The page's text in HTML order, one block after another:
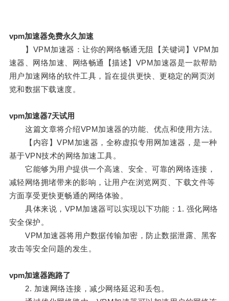
vpm加速器免费永久加速
】VPM加速器：让你的网络畅通无阻【关键词】VPM加
速器、网络加速、网络畅通【描述】VPM加速器是一款帮助
用户加速网络的软件工具，旨在提供更快、更稳定的网页浏
览和数据下载速度。
vpm加速器7天试用
这篇文章将介绍VPM加速器的功能、优点和使用方法。
【内容】VPM加速器，全称虚拟专用网加速器，是一种
基于VPN技术的网络加速工具。
它能够为用户提供一个高速、安全、可靠的网络连接，
减轻网络拥堵带来的影响，让用户在浏览网页、下载文件等
方面享受更快更畅通的网络体验。
具体来说，VPM加速器可以实现以下功能：1. 强化网络
安全保护。
VPM加速器将用户数据传输加密，防止数据泄露、黑客
攻击等安全问题的发生。
vpm加速器跑路了
2. 加速网络连接，减少网络延迟和丢包。